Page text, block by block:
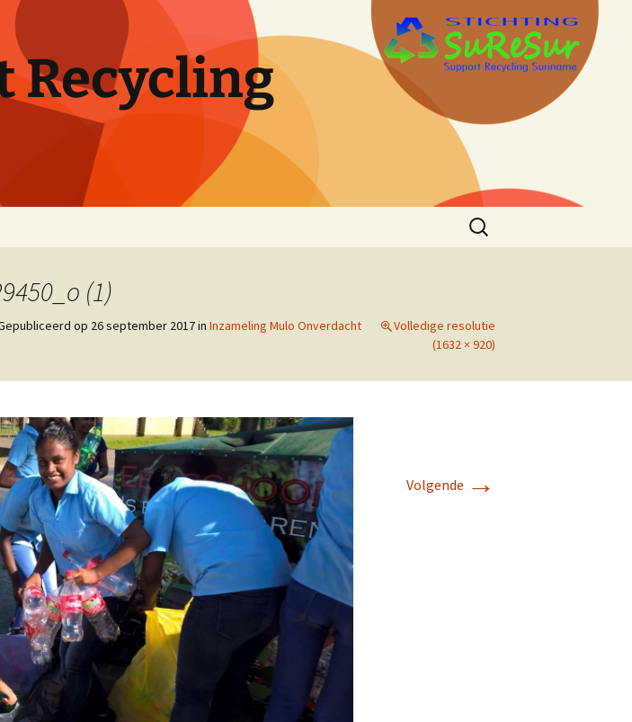
Recycling
Zoeken
naar:
(1)
op 26 september 2017in Inzameling Mulo Onverdacht
Volledige resolutie
(1632 × 920)
Volgende →